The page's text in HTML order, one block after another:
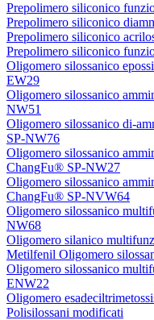
Prepolimero siliconico
Prepolimero siliconico
Prepolimero siliconico
Prepolimero siliconico
Oligomero silossanico
EW29
Oligomero silossanico
NW51
Oligomero silossanico di-
SP-NW76
Oligomero silossanico
ChangFu® SP-NW27
Oligomero silossanico
ChangFu® SP-NVW64
Oligomero silossanico
NW68
Oligomero silanico
Metilfenil Oligomero
Oligomero silossanico
ENW22
Oligomero
Polisilossani modificati